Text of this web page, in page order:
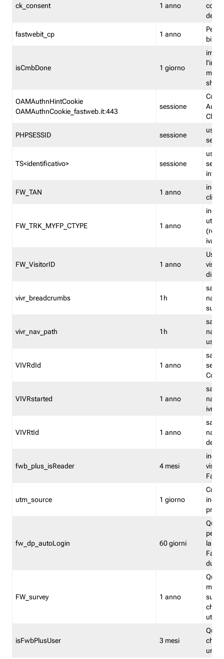
ck_consent 1 anno
dei
fastwebit_cp 1 anno
isCmbDone 1 giorno
shp
OAMAuthnHintCookie
OAMAuthnCookie_fastweb.it:443
sessione
PHPSESSID sessione
TS<identificativo> sessione
FW_TAN 1 anno
FW_TRK_MYFP_CTYPE 1 anno
iva/
FW_VisitorID 1 anno
vivr_breadcrumbs 1h
salva
su
vivr_nav_path 1h
salva
VIVRdId 1 anno
salva
Convy
VIVRstarted 1 anno
salva
ivr
VIVRtId 1 anno
salva
del
fwb_plus_isReader 4 mesi
utm_source 1 giorno
fw_dp_autoLogin 60 giorni
la
FW_survey 1 anno
utenti
isFwbPlusUser 3 mesi
che
una